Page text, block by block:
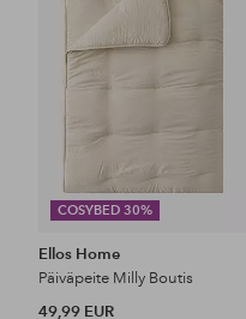
COSYBED 30%
Ellos Home
Päiväpeite Milly Boutis
49,99 EUR